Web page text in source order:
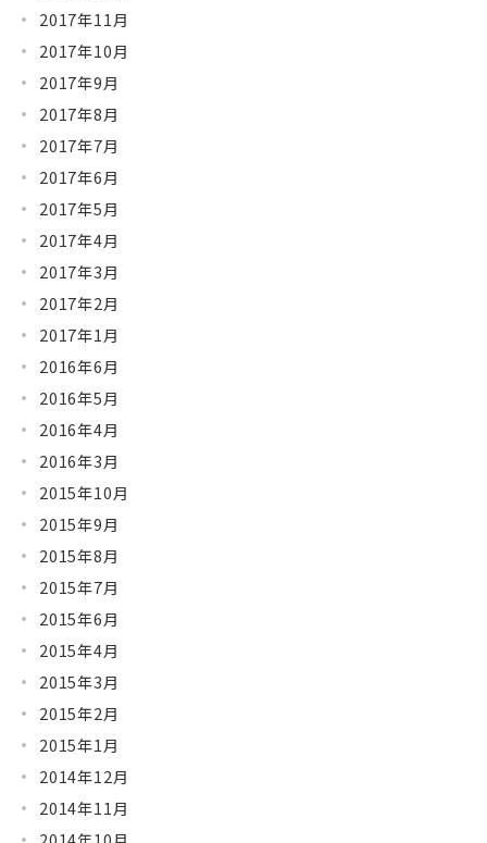
2017年11月
2017年10月
2017年9月
2017年8月
2017年7月
2017年6月
2017年5月
2017年4月
2017年3月
2017年2月
2017年1月
2016年6月
2016年5月
2016年4月
2016年3月
2015年10月
2015年9月
2015年8月
2015年7月
2015年6月
2015年4月
2015年3月
2015年2月
2015年1月
2014年12月
2014年11月